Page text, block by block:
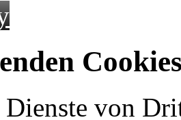
von